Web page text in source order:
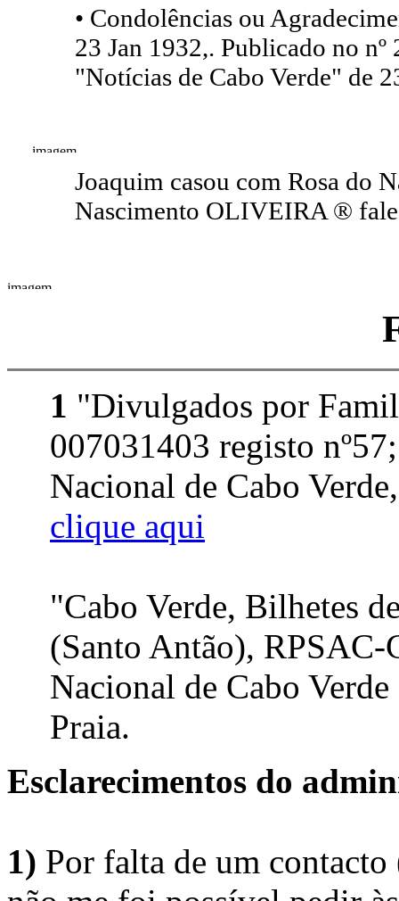
• Condolências ou
23 Jan 1932,. Publicado no
"Notícias de Cabo Verde" de
Joaquim casou com Rosa do
Nascimento OLIVEIRA ®
1 "Divulgados por
007031403 registo
Nacional de Cabo
clique aqui
"Cabo Verde, Bilhetes
(Santo Antão),
Nacional de Cabo
Praia.
Esclarecimentos do
1) Por falta de um